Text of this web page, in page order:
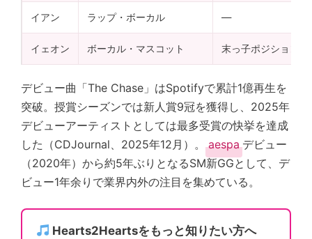
イアン ラップ・ボーカル —
イェオン ボーカル・マスコット 末っ子ポジション
デビュー曲「The Chase」はSpotifyで累計1億再生を
突破。授賞シーズンでは新人賞9冠を獲得し、2025年
デビューアーティストとしては最多受賞の快挙を達成
した（CDJournal、2025年12月）。
aespa デビュー
（2020年）から約5年ぶりとなるSM新GGとして、デ
ビュー1年余りで業界内外の注目を集めている。
Hearts2Heartsをもっと知りたい方へ